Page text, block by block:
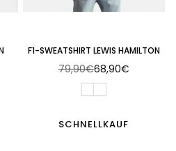
F1-SWEATSHIRT LEWIS HAMILTON
Normaler
79,90€68,90€
SCHNELLKAUF